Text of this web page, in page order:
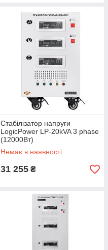
Стабілізатор напруги
LogicPower LP-20kVA 3 phase
(12000Вт)
Немає в наявності
31 255 ₴